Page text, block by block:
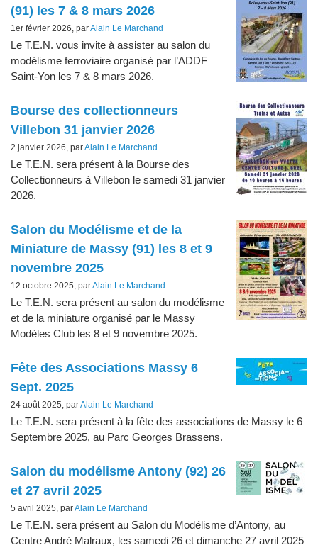
(91) les 7 & 8 mars 2026
1er février 2026, parAlain Le Marchand
Le T.E.N. vous invite à assister au salon du
modélisme ferroviaire organisé par l’ADDF
Saint-Yon les 7 & 8 mars 2026.
Bourse des collectionneurs
Villebon 31 janvier 2026
2 janvier 2026, parAlain Le Marchand
Le T.E.N. sera présent à la Bourse des
Collectionneurs à Villebon le samedi 31 janvier
2026.
Salon du Modélisme et de la
Miniature de Massy (91) les 8 et 9
novembre 2025
12 octobre 2025, parAlain Le Marchand
Le T.E.N. sera présent au salon du modélisme
et de la miniature organisé par le Massy
Modèles Club les 8 et 9 novembre 2025.
Fête des Associations Massy 6
Sept. 2025
24 août 2025, parAlain Le Marchand
Le T.E.N. sera présent à la fête des associations de Massy le 6
Septembre 2025, au Parc Georges Brassens.
Salon du modélisme Antony (92) 26
et 27 avril 2025
5 avril 2025, parAlain Le Marchand
Le T.E.N. sera présent au Salon du Modélisme d’Antony, au
Centre André Malraux, les samedi 26 et dimanche 27 avril 2025